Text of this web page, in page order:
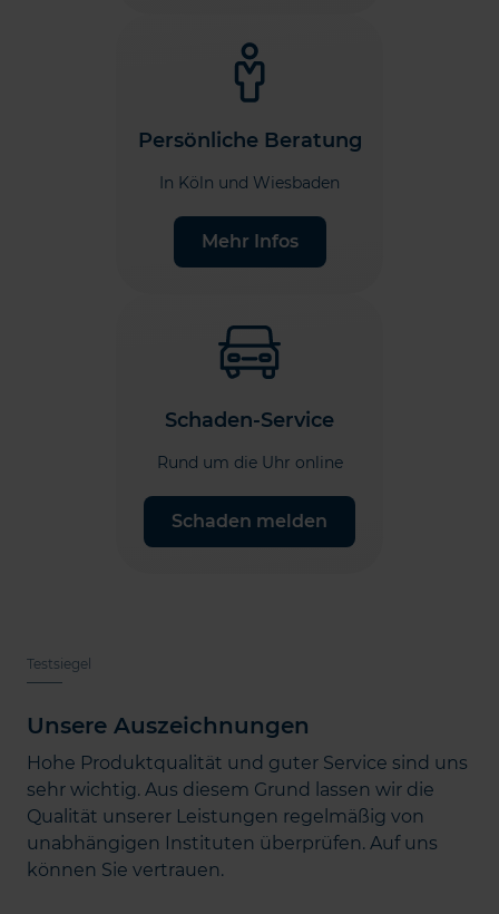
Persönliche Beratung
In Köln und Wiesbaden
Mehr Infos
Schaden-Service
Rund um die Uhr online
Schaden melden
Testsiegel
Unsere Auszeichnungen
Hohe Produktqualität und guter Service sind uns
sehr wichtig. Aus diesem Grund lassen wir die
Qualität unserer Leistungen regelmäßig von
unabhängigen Instituten überprüfen. Auf uns
können Sie vertrauen.